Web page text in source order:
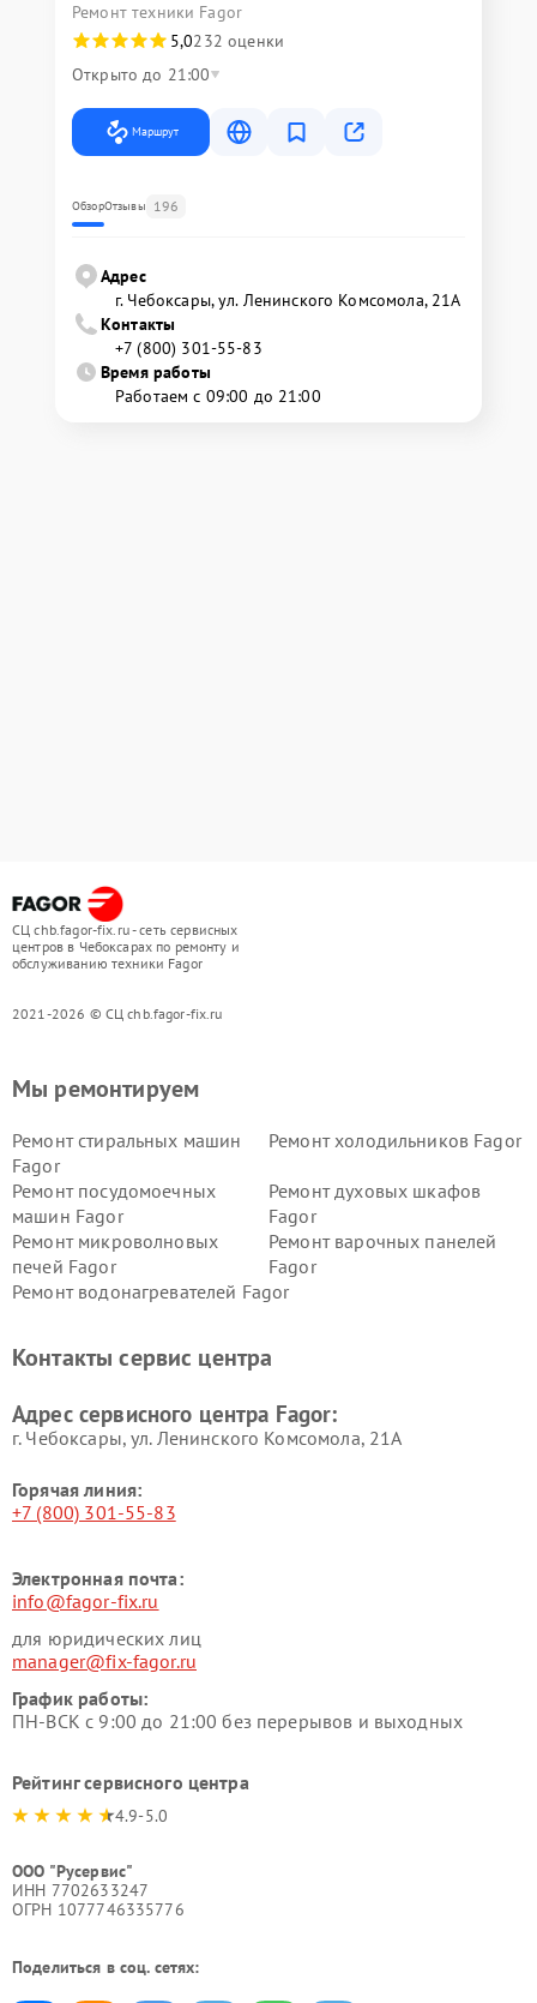
Ремонт техники Fagor
5,0232 оценки
Открыто до 21:00
Маршрут
ОбзорОтзывы 196
Адрес
г. Чебоксары, ул. Ленинского Комсомола, 21А
Контакты
+7 (800) 301-55-83
Время работы
Работаем с 09:00 до 21:00
СЦ chb.fagor-fix.ru - сеть сервисных
центров в Чебоксарах по ремонту и
обслуживанию техники Fagor
2021-2026 © СЦ chb.fagor-fix.ru
Мы ремонтируем
Ремонт стиральных машин
Fagor
Ремонт холодильников Fagor
Ремонт посудомоечных
машин Fagor
Ремонт духовых шкафов
Fagor
Ремонт микроволновых
печей Fagor
Ремонт варочных панелей
Fagor
Ремонт водонагревателей Fagor
Контакты сервис центра
Адрес сервисного центра Fagor:
г. Чебоксары, ул. Ленинского Комсомола, 21А
Горячая линия:
+7 (800) 301-55-83
Электронная почта:
info@fagor-fix.ru
для юридических лиц
manager@fix-fagor.ru
График работы:
ПН-ВСК с 9:00 до 21:00 без перерывов и выходных
Рейтинг сервисного центра
4.9-5.0
ООО "Русервис"
ИНН 7702633247
ОГРН 1077746335776
Поделиться в соц. сетях: